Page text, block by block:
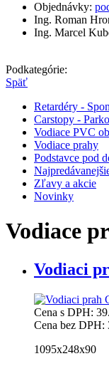
Objednávky:
Ing. Roman
Ing. Marcel
Podkategórie:
Späť
Retardéry -
Carstopy -
Vodiace PVC
Vodiace prahy
Podstavce pod
Zľavy a akcie
Novinky
Vodiace
Vodiaci
Cena s DPH:
Cena bez DPH:
1095x248x90